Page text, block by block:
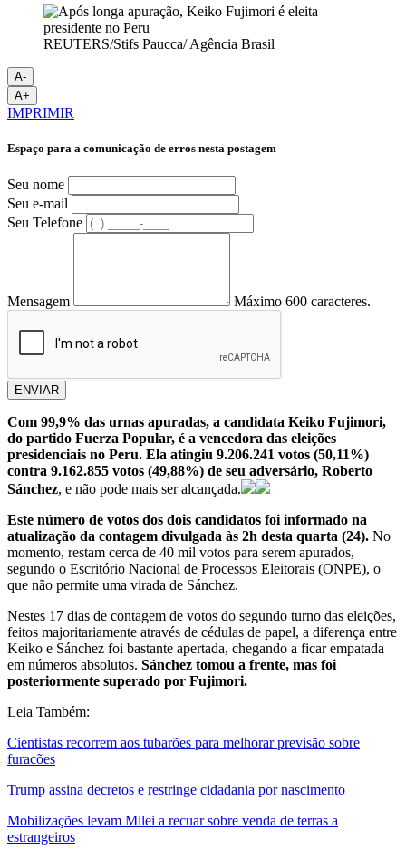
REUTERS/Stifs Paucca/ Agência Brasil
A-
A+
IMPRIMIR
Espaço para a comunicação de erros nesta postagem
Seu nome
Seu e-mail
Seu Telefone
Mensagem Máximo 600 caracteres.
ENVIAR
Com 99,9% das urnas apuradas, a candidata Keiko Fujimori,
do partido Fuerza Popular, é a vencedora das eleições
presidenciais no Peru. Ela atingiu 9.206.241 votos (50,11%)
contra 9.162.855 votos (49,88%) de seu adversário, Roberto
Sánchez, e não pode mais ser alcançada.
Este número de votos dos dois candidatos foi informado na
atualização da contagem divulgada às 2h desta quarta (24). No
momento, restam cerca de 40 mil votos para serem apurados,
segundo o Escritório Nacional de Processos Eleitorais (ONPE), o
que não permite uma virada de Sánchez.
Nestes 17 dias de contagem de votos do segundo turno das eleições,
feitos majoritariamente através de cédulas de papel, a diferença entre
Keiko e Sánchez foi bastante apertada, chegando a ficar empatada
em números absolutos. Sánchez tomou a frente, mas foi
posteriormente superado por Fujimori.
Leia Também:
Cientistas recorrem aos tubarões para melhorar previsão sobre
furacões
Trump assina decretos e restringe cidadania por nascimento
Mobilizações levam Milei a recuar sobre venda de terras a
estrangeiros